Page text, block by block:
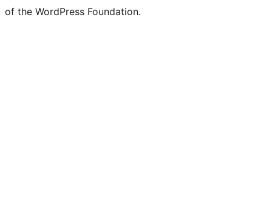
of the WordPress Foundation.